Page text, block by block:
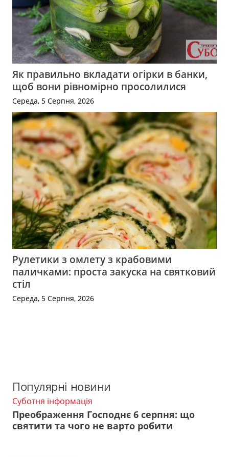
Як правильно вкладати огірки в банки,
щоб вони рівномірно просолилися
Середа, 5 Серпня, 2026
Рулетики з омлету з крабовими
паличками: проста закуска на святковий
стіл
Середа, 5 Серпня, 2026
Популярні новини
Суботня інформація
Преображення Господнє 6 серпня: що
святити та чого не варто робити